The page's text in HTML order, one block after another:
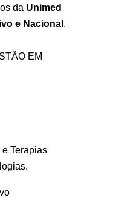
da Unimed
e Nacional .
EM
Terapias